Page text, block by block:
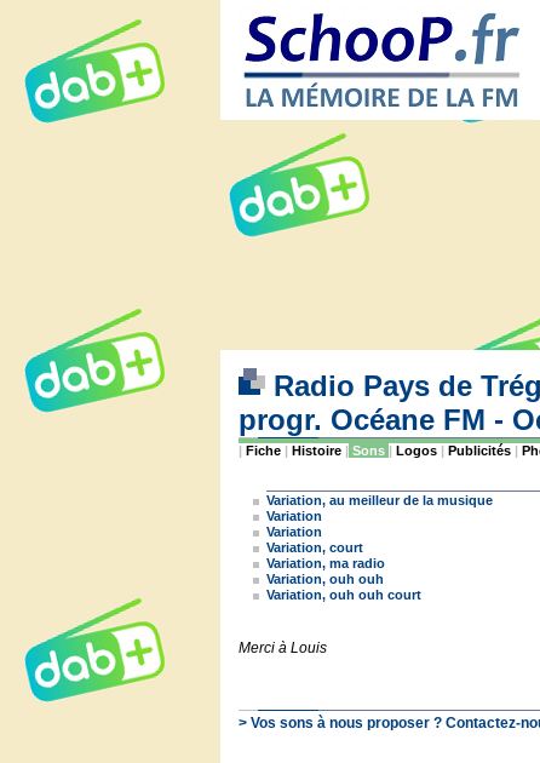
Radio Pays de
progr. Océane FM -
| Fiche | Histoire | Sons | Logos | Publicités |
Variation, au meilleur de la musique
Variation
Variation
Variation, court
Variation, ma radio
Variation, ouh ouh
Variation, ouh ouh court
Merci à Louis
> Vos sons à nous proposer ? Contactez-